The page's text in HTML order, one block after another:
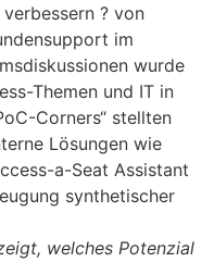
? von
im
wurde
Themen und IT in
Corners“ stellten
Lösungen wie
a-Seat Assistant
synthetischer
welches Potenzial